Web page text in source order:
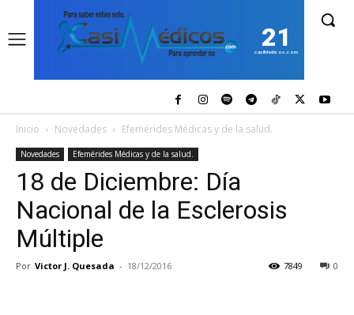
21
casiMedicos.com
Inicio Novedades Efemérides Médicas y de la salud.
Novedades Efemérides Médicas y de la salud.
18 de Diciembre: Día
Nacional de la Esclerosis
Múltiple
Por Victor J. Quesada - 18/12/2016 0
7849